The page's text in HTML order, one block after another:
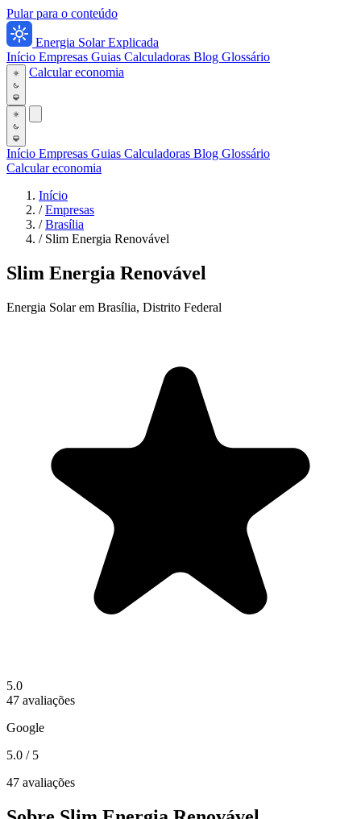
Pular para o conteúdo
Energia Solar Explicada
Início Empresas Guias Calculadoras Blog Glossário
Calcular economia
Início Empresas Guias Calculadoras Blog Glossário
Calcular economia
Início
/ Empresas
/ Brasília
/ Slim Energia Renovável
Slim Energia Renovável
Energia Solar em Brasília, Distrito Federal
5.0
47 avaliações
Google
5.0 / 5
47 avaliações